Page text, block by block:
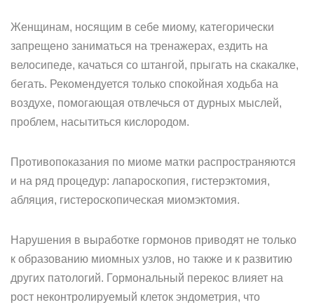
Женщинам, носящим в себе миому, категорически
запрещено заниматься на тренажерах, ездить на
велосипеде, качаться со штангой, прыгать на скакалке,
бегать. Рекомендуется только спокойная ходьба на
воздухе, помогающая отвлечься от дурных мыслей,
проблем, насытиться кислородом.
Противопоказания по миоме матки распространяются
и на ряд процедур: лапароскопия, гистерэктомия,
абляция, гистероскопическая миомэктомия.
Нарушения в выработке гормонов приводят не только
к образованию миомных узлов, но также и к развитию
других патологий. Гормональный перекос влияет на
рост неконтролируемый клеток эндометрия, что